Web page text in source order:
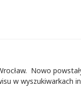
Nowo
w